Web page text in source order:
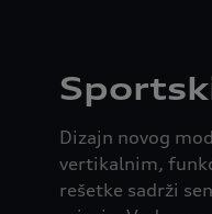
Dizajn novog
vertikalnim,
rešetke sadrži